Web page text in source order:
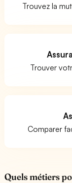
Trouvez la
Trouver
Comparer
Quels métiers